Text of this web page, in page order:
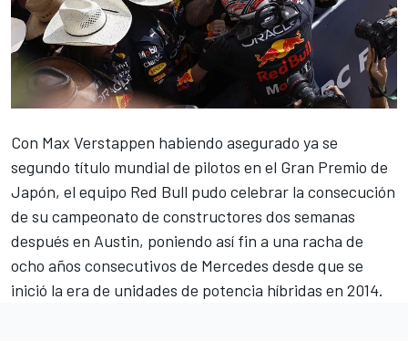
Con Max Verstappen habiendo asegurado ya se
segundo título mundial de pilotos en el Gran Premio de
Japón, el equipo Red Bull pudo celebrar la consecución
de su campeonato de constructores dos semanas
después en Austin, poniendo así fin a una racha de
ocho años consecutivos de Mercedes desde que se
inició la era de unidades de potencia híbridas en 2014.